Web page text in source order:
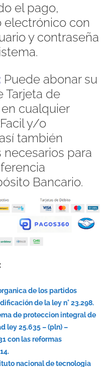
el pago,
electrónico con
y contraseña
Puede abonar su
Tarjeta de
cualquier
y/o
también
para
Bancario.
de los partidos
de la ley n° 23.298.
de proteccion integral de
ley 25.635 – (pln) –
con las reformas
nacional de tecnologia